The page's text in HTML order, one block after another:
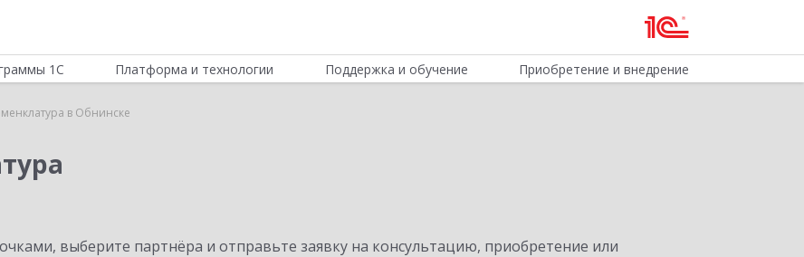
1С Платформа и технологии Поддержка и обучение Приобретение и внедрение
в Обнинске
выберите партнёра и отправьте заявку на консультацию, приобретение или